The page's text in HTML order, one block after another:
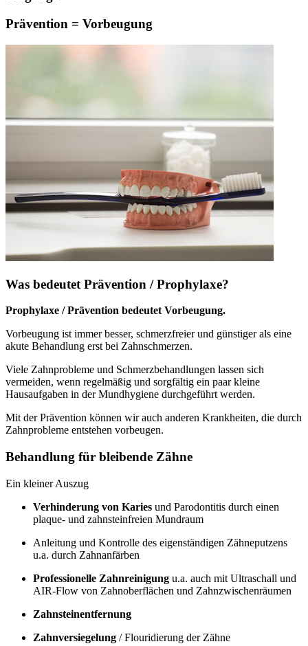
Prävention = Vorbeugung
Was bedeutet Prävention / Prophylaxe?
Prophylaxe / Prävention bedeutet Vorbeugung.
Vorbeugung ist immer besser, schmerzfreier und günstiger als eine
akute Behandlung erst bei Zahnschmerzen.
Viele Zahnprobleme und Schmerzbehandlungen lassen sich
vermeiden, wenn regelmäßig und sorgfältig ein paar kleine
Hausaufgaben in der Mundhygiene durchgeführt werden.
Mit der Prävention können wir auch anderen Krankheiten, die durch
Zahnprobleme entstehen vorbeugen.
Behandlung für bleibende Zähne
Ein kleiner Auszug
Verhinderung von Karies und Parodontitis durch einen
plaque- und zahnsteinfreien Mundraum
Anleitung und Kontrolle des eigenständigen Zähneputzens
u.a. durch Zahnanfärben
Professionelle Zahnreinigung u.a. auch mit Ultraschall und
AIR-Flow von Zahnoberflächen und Zahnzwischenräumen
Zahnsteinentfernung
Zahnversiegelung / Flouridierung der Zähne